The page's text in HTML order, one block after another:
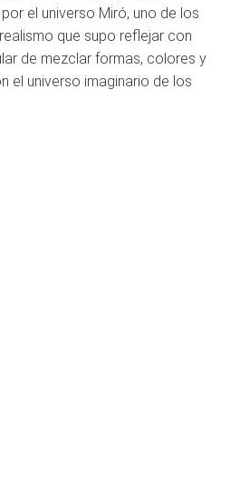
el universo Miró, uno de los
que supo reflejar con
de mezclar formas, colores y
el universo imaginario de los